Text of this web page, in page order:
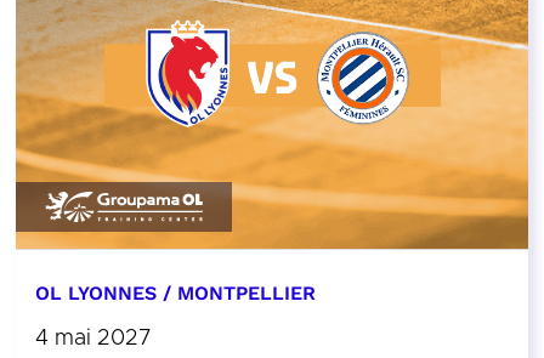
OL LYONNES / MONTPELLIER
4 mai 2027